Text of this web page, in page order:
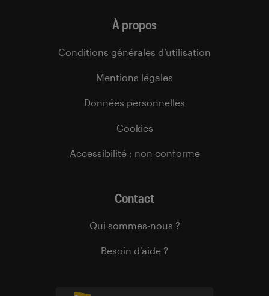
À propos
Conditions générales d’utilisation
Mentions légales
Données personnelles
Cookies
Accessibilité : non conforme
Contact
Qui sommes-nous ?
Besoin d’aide ?